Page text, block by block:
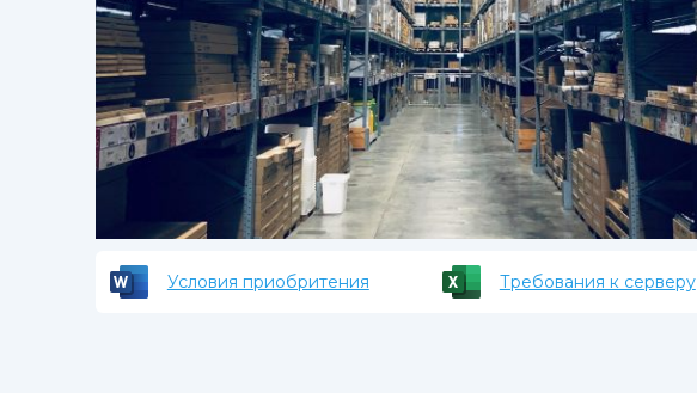
Условия приобритения Требования к серверу